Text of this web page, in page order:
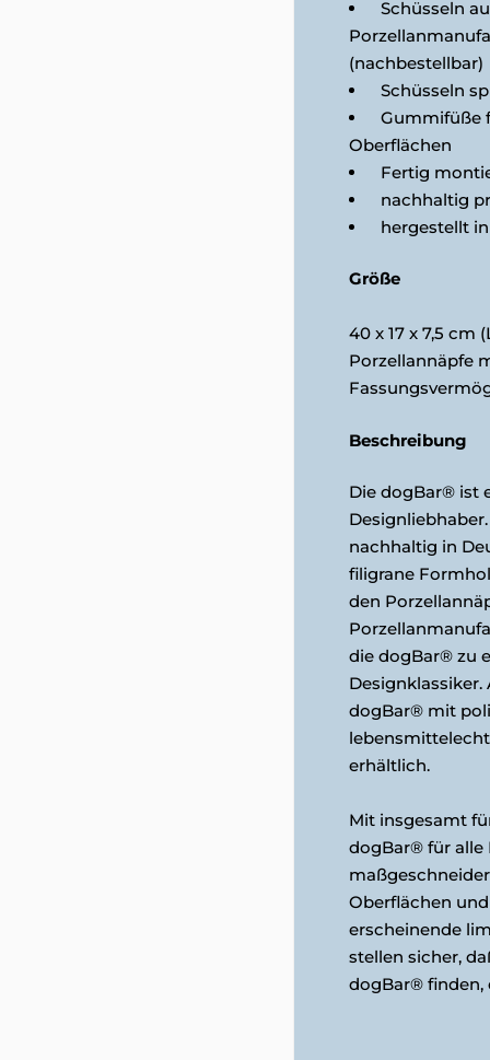
Schüsseln
(nachbestellbar)
Schüsseln
Gummifüße
Oberflächen
Fertig
nachhaltig
hergestellt
Größe
40 x 17 x 7,5 cm
Porzellannäpfe
Beschreibung
Die dogBar® ist
nachhaltig in
filigrane
den
die dogBar® zu
dogBar® mit
erhältlich.
Mit insgesamt
dogBar® für alle
Oberflächen
erscheinende
stellen sicher,
dogBar® finden,